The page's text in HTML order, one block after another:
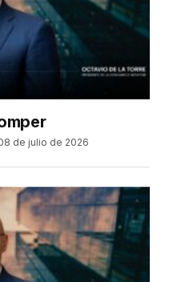
de julio de 2026